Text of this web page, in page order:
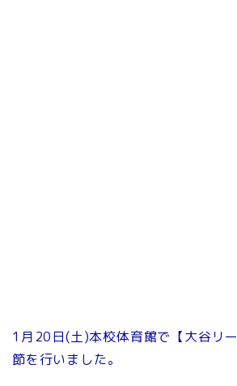
1月20日(土)本校体育館で【大谷リ
節を行いました。